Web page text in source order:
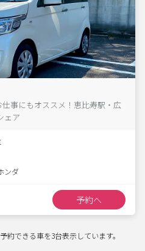
事にもオススメ！恵比寿駅・広
ェア
ンダ
予約へ
約できる車を3台表示しています。